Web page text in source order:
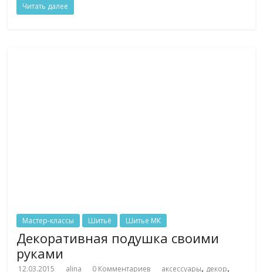
Читать далее
Мастер-классы Шитьё Шитье МК
Декоративная подушка своими
руками
12.03.2015 alina 0 Комментариев аксессуары, декор,